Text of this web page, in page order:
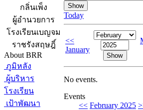
กลิ่นเพ็ง
ผู้อำนวยการ
โรงเรียนเบญจม
ราชรังสฤษฎิ์
About BRR
ภูมิหลัง
ผู้บริหาร
โรงเรียน
เป้าพัฒนา
Today
<<
January
No events.
Events
<< February 2025